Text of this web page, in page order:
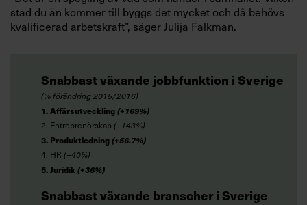
stad du än kommer till byggs det mycket och då behövs
kvalificerad arbetskraft”, säger Julija Falkman.
Snabbast växande jobbfunktion i Sverige
(% förändring 2015/2016)
1. Affärsutveckling(+169%)
2. Entreprenörskap (+143%)
3. Produktledning(+56.7%)
4. HR (+40%)
5. Juridik (+36%)
Snabbast växande branscher i Sverige